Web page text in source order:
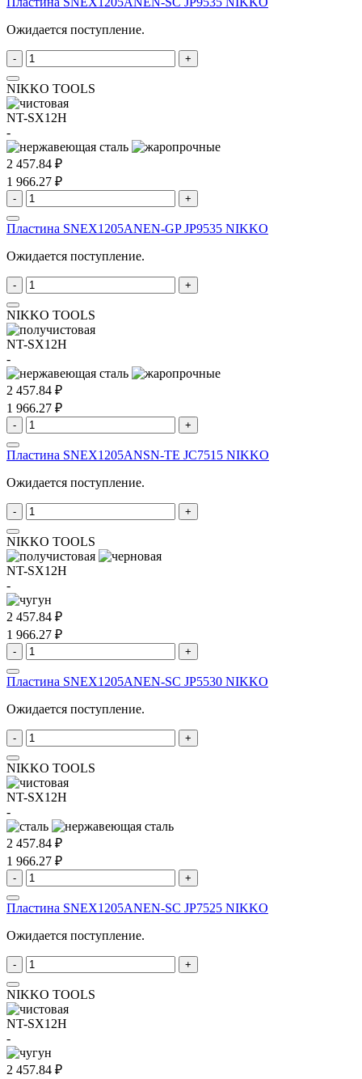
Ожидается поступление.
- +
NIKKO TOOLS
NT-SX12H
-
2 457.84 ₽
1 966.27 ₽
- +
Пластина SNEX1205ANEN-GP JP9535 NIKKO
Ожидается поступление.
- +
NIKKO TOOLS
NT-SX12H
-
2 457.84 ₽
1 966.27 ₽
- +
Пластина SNEX1205ANSN-TE JC7515 NIKKO
Ожидается поступление.
- +
NIKKO TOOLS
NT-SX12H
-
2 457.84 ₽
1 966.27 ₽
- +
Пластина SNEX1205ANEN-SC JP5530 NIKKO
Ожидается поступление.
- +
NIKKO TOOLS
NT-SX12H
-
2 457.84 ₽
1 966.27 ₽
- +
Пластина SNEX1205ANEN-SC JP7525 NIKKO
Ожидается поступление.
- +
NIKKO TOOLS
NT-SX12H
-
2 457.84 ₽